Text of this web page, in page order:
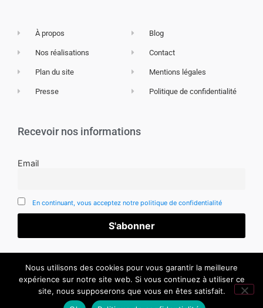
À propos
Nos réalisations
Plan du site
Presse
Blog
Contact
Mentions légales
Politique de confidentialité
Recevoir nos informations
Email
En continuant, vous acceptez notre politique de confidentialité
CC 2019 MÉDIAS-CITÉ
Nous utilisons des cookies pour vous garantir la meilleure
expérience sur notre site web. Si vous continuez à utiliser ce
site, nous supposerons que vous en êtes satisfait.